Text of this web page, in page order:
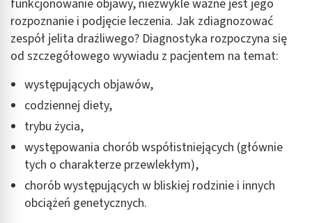
funkcjonowanie objawy, niezwykle ważne jest jego
rozpoznanie i podjęcie leczenia. Jak zdiagnozować
zespół jelita drażliwego? Diagnostyka rozpoczyna się
od szczegółowego wywiadu z pacjentem na temat:
występujących objawów,
codziennej diety,
trybu życia,
występowania chorób współistniejących (głównie
tych o charakterze przewlekłym),
chorób występujących w bliskiej rodzinie i innych
obciążeń genetycznych.